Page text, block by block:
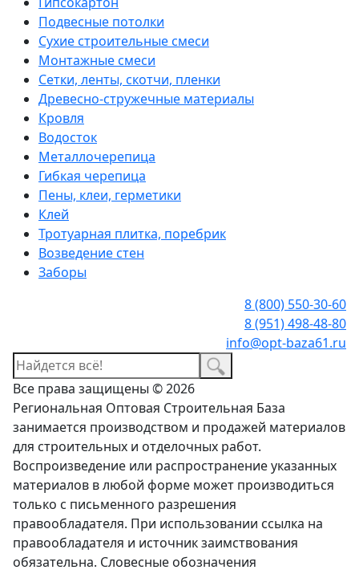
Подвесные потолки
Сухие строительные смеси
Монтажные смеси
Сетки, ленты, скотчи, пленки
Древесно-стружечные материалы
Кровля
Водосток
Металлочерепица
Гибкая черепица
Пены, клеи, герметики
Клей
Тротуарная плитка, поребрик
Возведение стен
Заборы
8 (800) 550-30-60
8 (951) 498-48-80
info@opt-baza61.ru
Все права защищены © 2026
Региональная Оптовая Строительная База
занимается производством и продажей материалов
для строительных и отделочных работ.
Воспроизведение или распространение указанных
материалов в любой форме может производиться
только с письменного разрешения
правообладателя. При использовании ссылка на
правообладателя и источник заимствования
обязательна. Словесные обозначения